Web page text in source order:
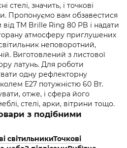
стелі, значить, і точкові
Пропонуємо вам обзавестися
ТМ Brille Ring 80 PB і надати
атмосферу приглушених
неповоротний,
Виготовлений з листової
латунь. Для роботи
одну рефлекторну
Е27 потужністю 60 Вт.
отже, і сфера його
стелі, арки, вітрини тощо.
з подібними
світильникиТочкові